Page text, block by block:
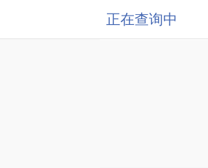
正在查询中